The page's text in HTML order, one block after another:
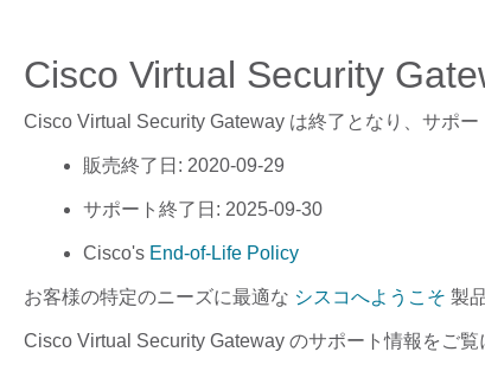
Cisco Virtual Security
Cisco Virtual Security Gateway は終了となり、サポー
販売終了日 : 2020-09-29
サポート終了日 : 2025-09-30
Cisco's End-of-Life Policy
お客様の特定のニーズに最適な シスコへようこそ 製
Cisco Virtual Security Gateway のサポート情報をご覧